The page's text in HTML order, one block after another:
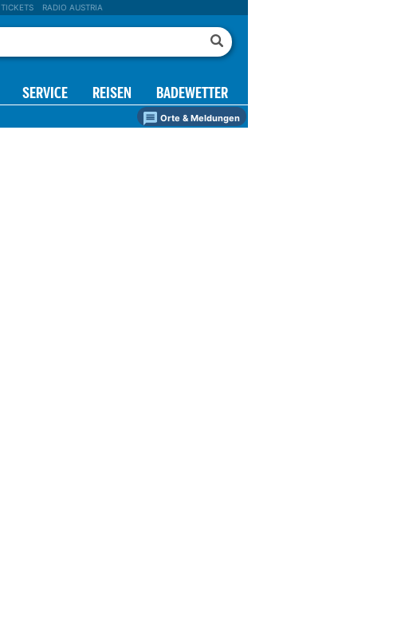
TICKETS RADIO AUSTRIA
SERVICE REISEN BADEWETTER
Orte & Meldungen